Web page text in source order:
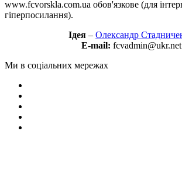
www.fcvorskla.com.ua обов'язкове (для
гіперпосилання).
Ідея – Олександр
E-mail: fcvadmin@ukr.net
Ми в соціальних мережах